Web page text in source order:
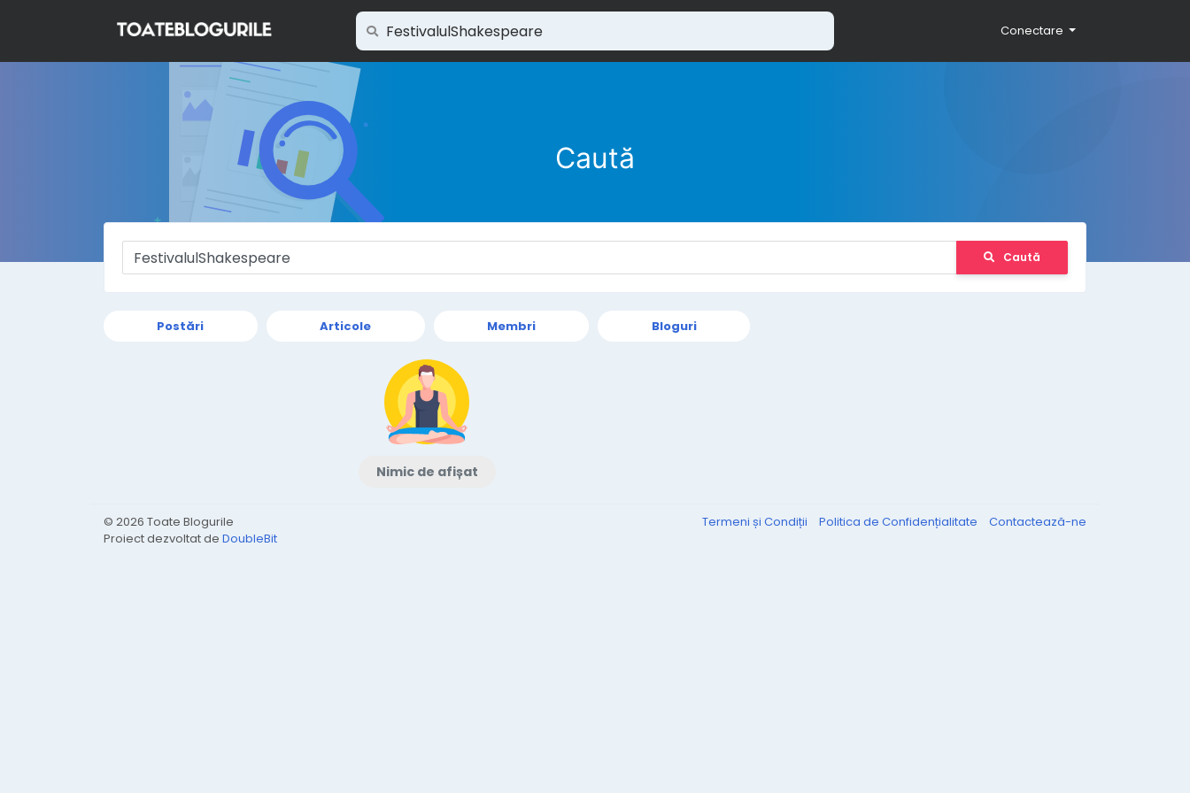
Conectare
Caută
Caută
Postări Articole Membri Bloguri
Nimic de afișat
© 2026 Toate Blogurile
Proiect dezvoltat de DoubleBit
Termeni și Condiții Politica de Confidențialitate Contactează-ne